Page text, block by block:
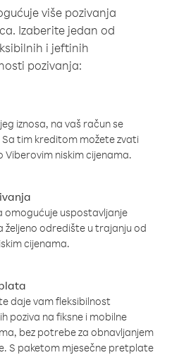
više pozivanja
Izaberite jedan od
i jeftinih
pozivanja:
iznosa, na vaš račun se
tim kreditom možete zvati
Viberovim niskim cijenama.
omogućuje uspostavljanje
željeno odredište u trajanju od
cijenama.
daje vam fleksibilnost
poziva na fiksne i mobilne
bez potrebe za obnavljanjem
S paketom mjesečne pretplate